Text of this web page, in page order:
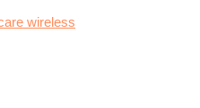
wireless